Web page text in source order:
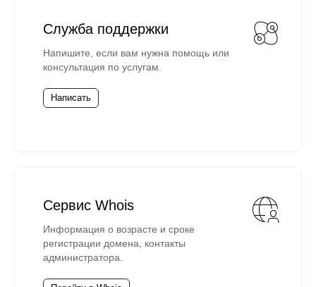
Служба поддержки
Напишите, если вам нужна помощь или
консультация по услугам.
Написать
Сервис Whois
Информация о возрасте и сроке
регистрации домена, контакты
администратора.